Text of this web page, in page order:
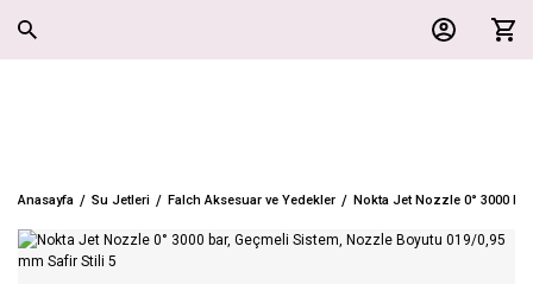
Anasayfa Su Jetleri Falch Aksesuar ve Yedekler Nokta Jet Nozzle 0° 3000